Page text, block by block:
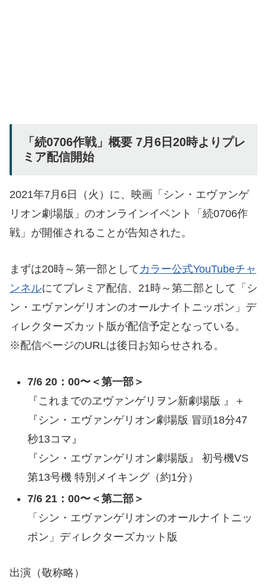
「続0706作戦」概要 7月6日20時よりプレ
ミア配信開始
2021年7月6日（火）に、映画「シン・エヴァンゲ
リオン劇場版」のオンラインイベント「続0706作
戦」が開催されることが告知された。
まずは20時～第一部として カラー公式YouTubeチャ
ンネルにてプレミア配信、21時～第二部として「シ
ン・エヴァンゲリオンのオールナイトニッポン」デ
ィレクターズカット版が配信予定となっている。
※配信ページのURLは後日お知らせされる。
7/6 20：00〜＜第一部＞
『これまでのヱヴァンゲリヲン新劇場版 』＋
『シン・エヴァンゲリオン劇場版 冒頭18分47
秒13コマ』
『シン・エヴァンゲリオン劇場版』 初号機VS
第13号機 特別メイキング（約1分）
7/6 21：00〜＜第二部＞
「シン・エヴァンゲリオンのオールナイトニッ
ポン」ディレクターズカット版
出演（敬称略）